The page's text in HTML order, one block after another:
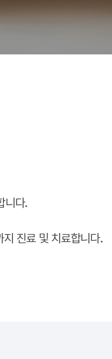
니다.
진료 및 치료합니다.